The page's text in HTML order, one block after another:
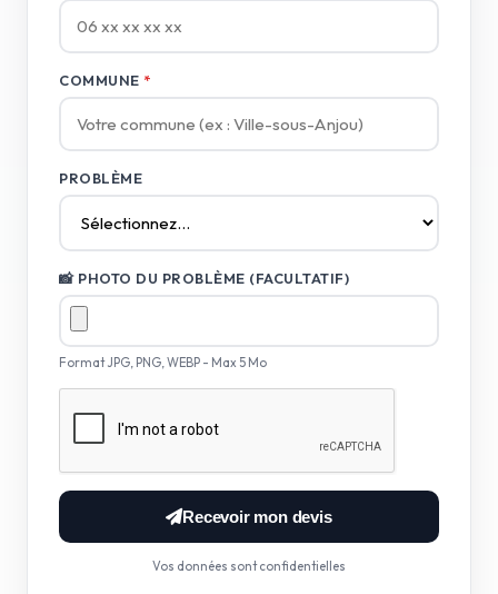
COMMUNE *
PROBLÈME
📸 PHOTO DU PROBLÈME (FACULTATIF)
Format JPG, PNG, WEBP - Max 5 Mo
Recevoir mon devis
Vos données sont confidentielles